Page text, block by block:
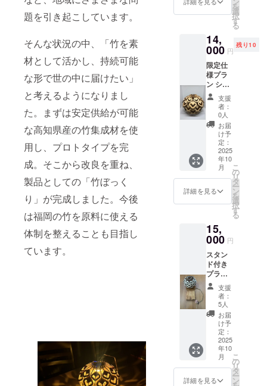
題を引き起こしています。
そんな状況の中、「竹を素
材として活かし、持続可能
な形で世の中に届けたい」
と考えるようになりまし
た。まずは安定供給が可能
な高知県産の竹集成材を使
用し、プロトタイプを完
成。そこから改良を重ね、
製品としての「竹ぼっく
り」が完成しました。今後
は福岡の竹を原料に使える
体制を整えることも目指し
ています。
外で使
用の場
合は湿
度や気
温によ
り反り
が出る
可能性
がござ
いま
す。 ※
落とし
たりぶ
つけた
りする
るリス
クがあ
取扱い
にご注
意をお
願いい
たしま
す。 ※
限定仕
様プラ
ンとの
併用は
できま
せんの
で、シ
リアル
ナン
入りま
名：竹
ぼっく
り サイ
ズ：直
径 約
17cm ×
高さ 約
13cm
重量：
150g 材
質：国
産竹集
成材
（高知
県産）
加工方
法：
作業に
よる組
機種：
Goal
Zero
Micro
Flash
専用設
計 提供
形式：
完成品
※可能な
限り自
然の風
残すた
りま
す。
ぼっく
り 製品
仕様】
商品
名：竹
ぼっく
り サイ
ズ：直
径 約
17cm ×
高さ 約
13cm
重量：
150g 材
質：国
産竹集
成材
法：
レー
ザー加
工＋手
作業に
よる組
立 対応
機種：
Goal
Zero
Micro
Flash
専用設
形式：
完成品
※可能な
を
選
択
す
る
14,
000 円
残り10
限定仕
様プラ
ン シリ
アルNo
入り竹
ぼっく
り×1 限
定10個
まで、
シリア
ルナン
バー入
りの竹
ぼっく
りを作
成いた
す。葉
のパー
ツの一
つに彫
刻し組
み立て
ます。
No.001
～010と
しま
す。
【製品
仕様】
商品
名：竹
ぼっく
り サイ
支援
者：
0人
お届
け予
定：
2025
年10
月
詳細を見る
こ
の
リ
タ
ー
ン
を
選
択
す
る
15,
000 円
スタン
ド付き
プラン
竹ぼっ
くりに
加え、
Goal
Zero
Micro
Flash対
応のス
タンド
が付い
たセッ
支援
者：
5人
お届
け予
定：
2025
年10
月
詳細を見る
こ
の
リ
タ
ー
ン